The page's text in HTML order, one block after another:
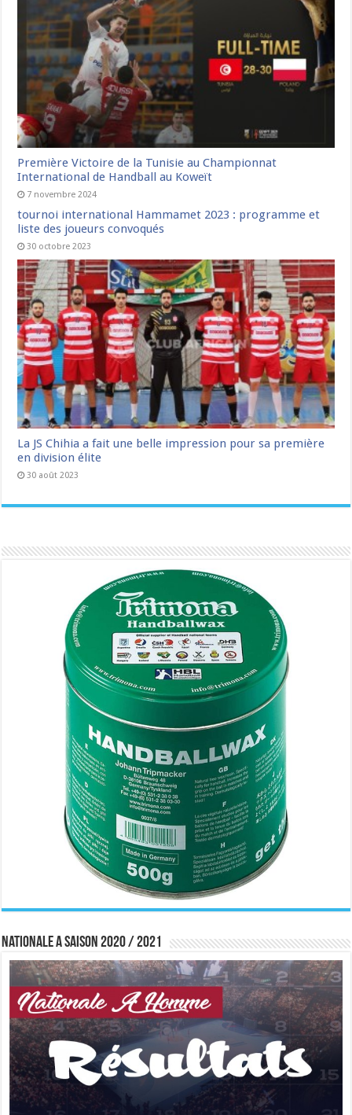
Première Victoire de la Tunisie au Championnat
International de Handball au Koweït
7 novembre 2024
tournoi international Hammamet 2023 : programme et
liste des joueurs convoqués
30 octobre 2023
La JS Chihia a fait une belle impression pour sa première
en division élite
30 août 2023
Nationale A saison 2020 / 2021